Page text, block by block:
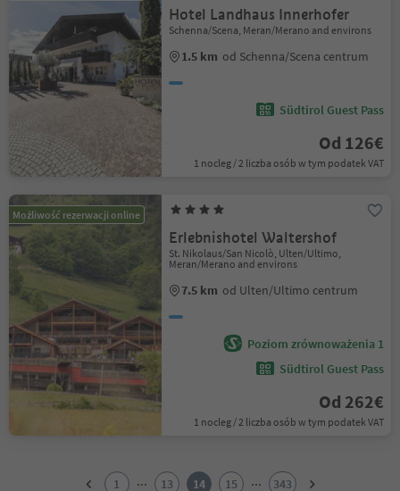
Hotel Landhaus Innerhofer
Schenna/Scena, Meran/Merano and environs
1.5 km od Schenna/Scena centrum
Südtirol Guest Pass
Od 126€
1 nocleg / 2 liczba osób w tym podatek VAT
Możliwość rezerwacji online
Erlebnishotel Waltershof
St. Nikolaus/San Nicolò, Ulten/Ultimo,
Meran/Merano and environs
7.5 km od Ulten/Ultimo centrum
Poziom zrównoważenia 1
Südtirol Guest Pass
Od 262€
1 nocleg / 2 liczba osób w tym podatek VAT
1 ... 13 14 15 ...
343